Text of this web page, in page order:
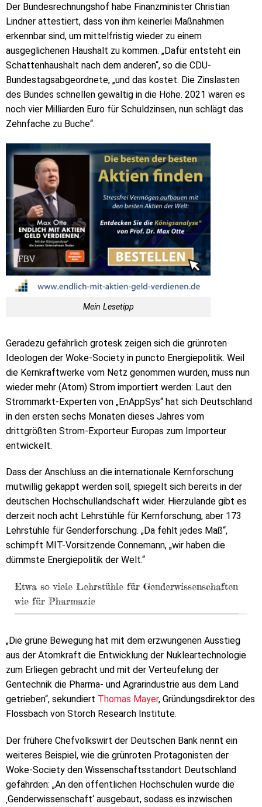
Der Bundesrechnungshof habe Finanzminister Christian
Lindner attestiert, dass von ihm keinerlei Maßnahmen
erkennbar sind, um mittelfristig wieder zu einem
ausgeglichenen Haushalt zu kommen. „Dafür entsteht ein
Schattenhaushalt nach dem anderen“, so die CDU-
Bundestagsabgeordnete, „und das kostet. Die Zinslasten
des Bundes schnellen gewaltig in die Höhe. 2021 waren es
noch vier Milliarden Euro für Schuldzinsen, nun schlägt das
Zehnfache zu Buche“.
Mein Lesetipp
Geradezu gefährlich grotesk zeigen sich die grünroten
Ideologen der Woke-Society in puncto Energiepolitik. Weil
die Kernkraftwerke vom Netz genommen wurden, muss nun
wieder mehr (Atom) Strom importiert werden: Laut den
Strommarkt-Experten von „EnAppSys“ hat sich Deutschland
in den ersten sechs Monaten dieses Jahres vom
drittgrößten Strom-Exporteur Europas zum Importeur
entwickelt.
Dass der Anschluss an die internationale Kernforschung
mutwillig gekappt werden soll, spiegelt sich bereits in der
deutschen Hochschullandschaft wider. Hierzulande gibt es
derzeit noch acht Lehrstühle für Kernforschung, aber 173
Lehrstühle für Genderforschung. „Da fehlt jedes Maß“,
schimpft MIT-Vorsitzende Connemann, „wir haben die
dümmste Energiepolitik der Welt.“
Etwa so viele Lehrstühle für Genderwissenschaften
wie für Pharmazie
„Die grüne Bewegung hat mit dem erzwungenen Ausstieg
aus der Atomkraft die Entwicklung der Nukleartechnologie
zum Erliegen gebracht und mit der Verteufelung der
Gentechnik die Pharma- und Agrarindustrie aus dem Land
getrieben“, sekundiert Thomas Mayer, Gründungsdirektor des
Flossbach von Storch Research Institute.
Der frühere Chefvolkswirt der Deutschen Bank nennt ein
weiteres Beispiel, wie die grünroten Protagonisten der
Woke-Society den Wissenschaftsstandort Deutschland
gefährden: „An den öffentlichen Hochschulen wurde die
‚Genderwissenschaft‘ ausgebaut, sodass es inzwischen